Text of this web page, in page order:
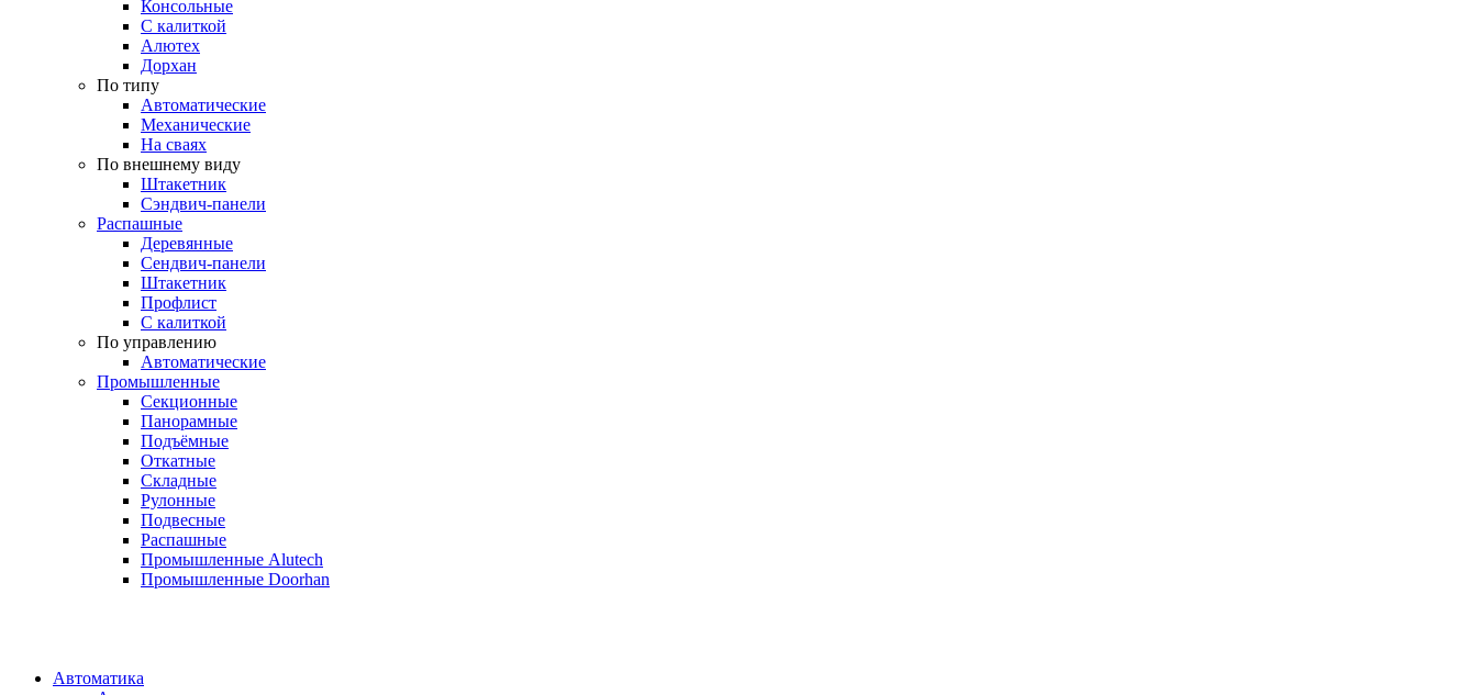
Консольные
С калиткой
Алютех
Дорхан
По типу
Автоматические
Механические
На сваях
По внешнему виду
Штакетник
Сэндвич-панели
Распашные
Деревянные
Сендвич-панели
Штакетник
Профлист
С калиткой
По управлению
Автоматические
Промышленные
Секционные
Панорамные
Подъёмные
Откатные
Складные
Рулонные
Подвесные
Распашные
Промышленные Alutech
Промышленные Doorhan
Автоматика